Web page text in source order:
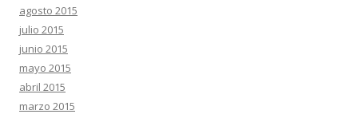
agosto 2015
julio 2015
junio 2015
mayo 2015
abril 2015
marzo 2015